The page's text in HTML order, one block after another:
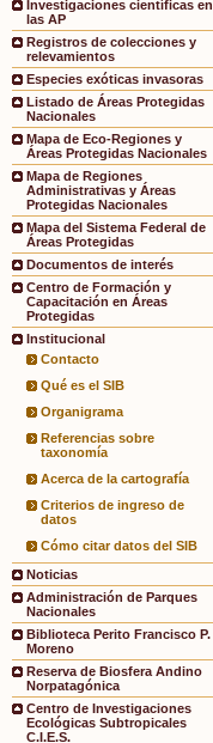
Investigaciones científicas en
las AP
Registros de colecciones y
relevamientos
Especies exóticas invasoras
Listado de Áreas Protegidas
Nacionales
Mapa de Eco-Regiones y
Áreas Protegidas Nacionales
Mapa de Regiones
Administrativas y Áreas
Protegidas Nacionales
Mapa del Sistema Federal de
Áreas Protegidas
Documentos de interés
Centro de Formación y
Capacitación en Áreas
Protegidas
Institucional
Contacto
Qué es el SIB
Organigrama
Referencias sobre
taxonomía
Acerca de la cartografía
Criterios de ingreso de
datos
Cómo citar datos del SIB
Noticias
Administración de Parques
Nacionales
Biblioteca Perito Francisco P.
Moreno
Reserva de Biosfera Andino
Norpatagónica
Centro de Investigaciones
Ecológicas Subtropicales
C.I.E.S.